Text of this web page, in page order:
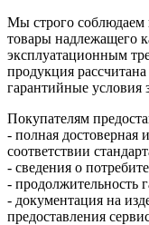
Мы строго соблюдаем
товары надлежащего
эксплуатационным
продукция
гарантийные условия
Покупателям
- полная
соответствии
- сведения о
- продолжительность
- документация на
предоставления